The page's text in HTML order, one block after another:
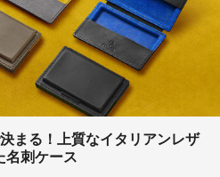
まる！上質なイタリアンレザ
名刺ケース